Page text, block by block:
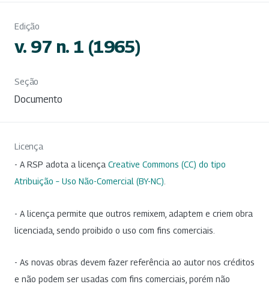
Edição
v. 97 n. 1 (1965)
Seção
Documento
Licença
- A RSP adota a licença Creative Commons (CC) do tipo
Atribuição – Uso Não-Comercial (BY-NC)
- A licença permite que outros remixem, adaptem e criem obra
licenciada, sendo proibido o uso com fins comerciais.
- As novas obras devem fazer referência ao autor nos créditos
e não podem ser usadas com fins comerciais, porém não